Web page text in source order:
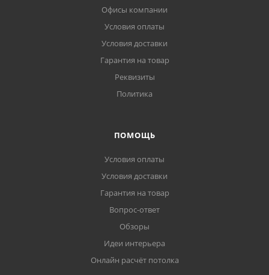
Офисы компании
Условия оплаты
Условия доставки
Гарантия на товар
Реквизиты
Политика
ПОМОЩЬ
Условия оплаты
Условия доставки
Гарантия на товар
Вопрос-ответ
Обзоры
Идеи интерьера
Онлайн расчёт потолка